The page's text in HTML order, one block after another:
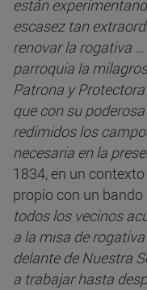
están
escasez tan
renovar la rogativa
parroquia la
Patrona y
que con su
redimidos los
necesaria en la
1834, en un
propio con un
todos los vecinos
a la misa de
delante de Nuestra
a trabajar hasta